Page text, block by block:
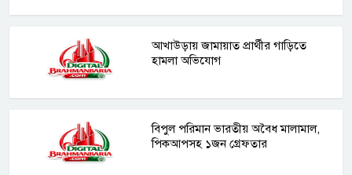
আখাউড়ায় জামায়াত প্রার্থীর গাড়িতে
হামলা অভিযোগ
বিপুল পরিমান ভারতীয় অবৈধ মালামাল,
পিকআপসহ ১জন গ্রেফতার